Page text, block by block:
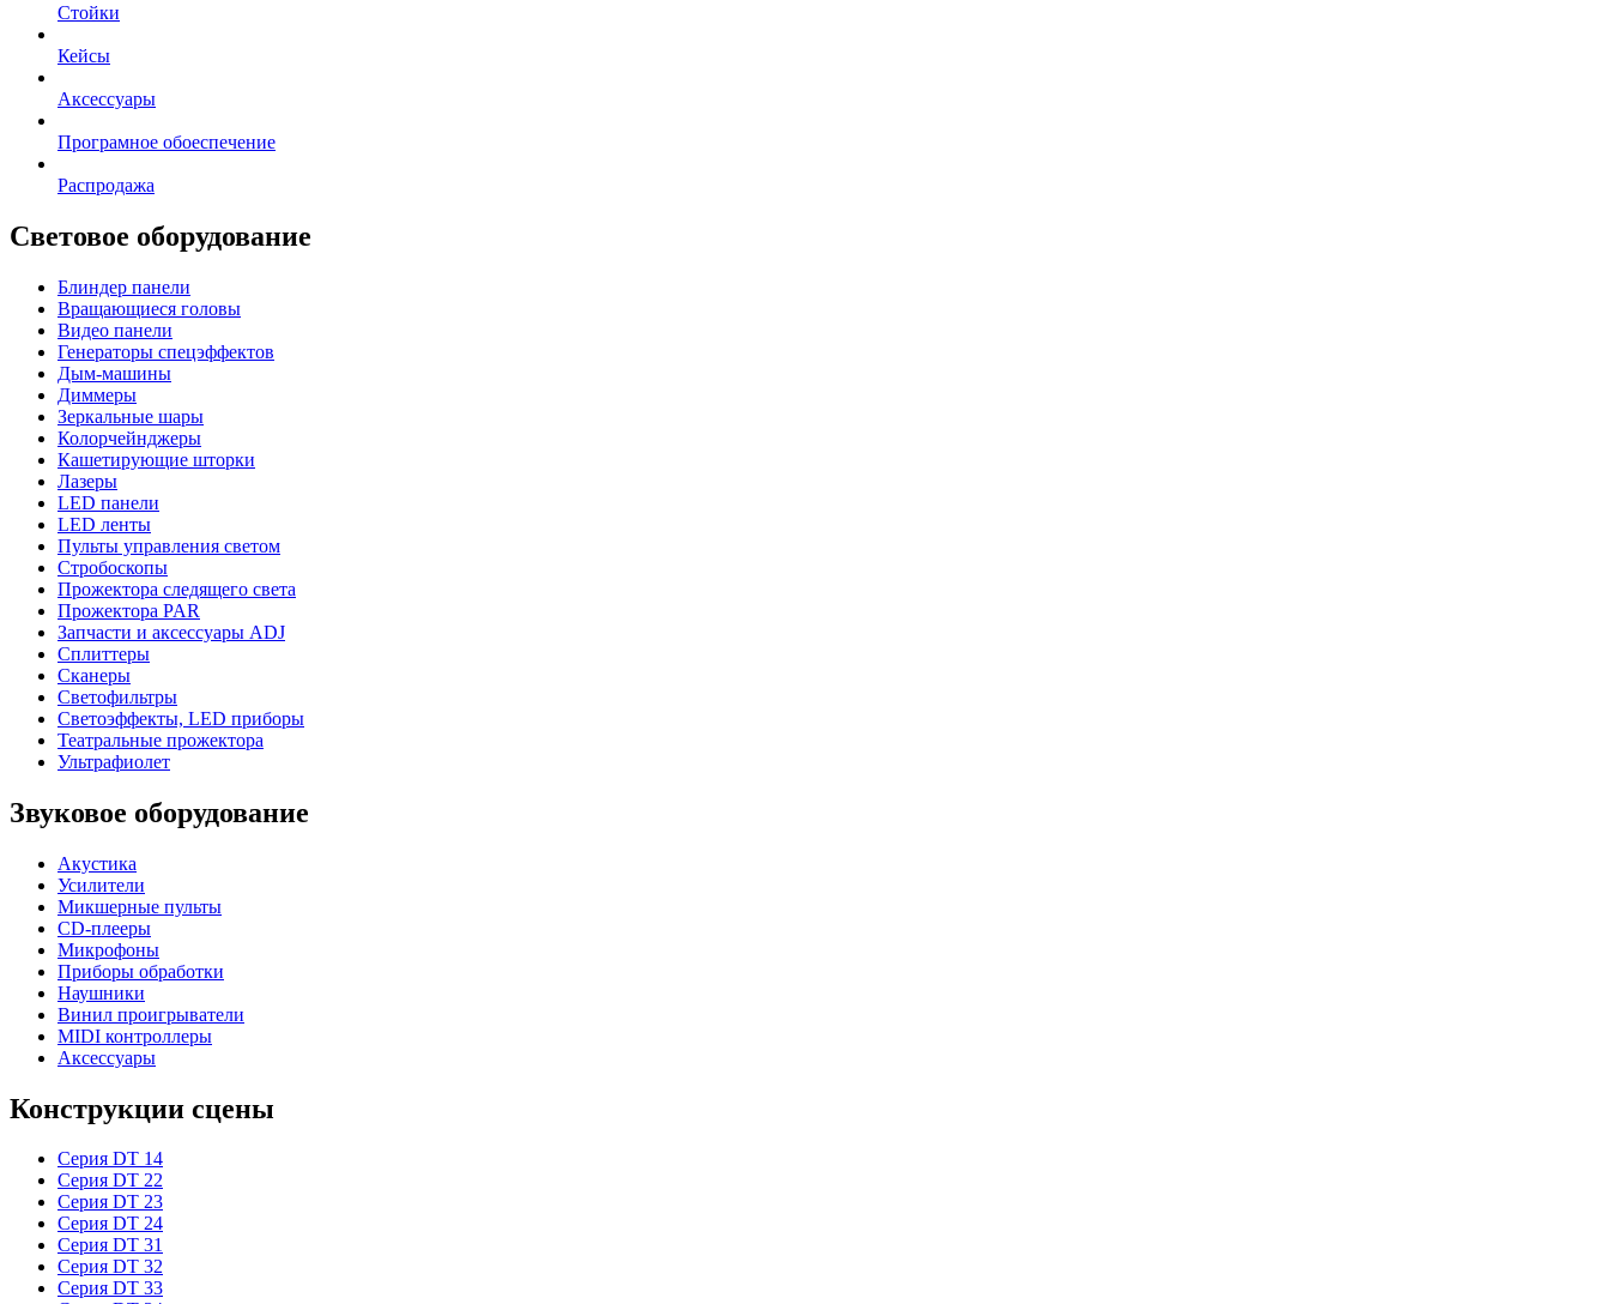
Стойки
Кейсы
Аксессуары
Програмное обоеспечение
Распродажа
Световое оборудование
Блиндер панели
Вращающиеся головы
Видео панели
Генераторы спецэффектов
Дым-машины
Диммеры
Зеркальные шары
Колорчейнджеры
Кашетирующие шторки
Лазеры
LED панели
LED ленты
Пульты управления светом
Стробоскопы
Прожектора следящего света
Прожектора PAR
Запчасти и аксессуары ADJ
Сплиттеры
Сканеры
Светофильтры
Светоэффекты, LED приборы
Театральные прожектора
Ультрафиолет
Звуковое оборудование
Акустика
Усилители
Микшерные пульты
CD-плееры
Микрофоны
Приборы обработки
Наушники
Винил проигрыватели
MIDI контроллеры
Аксессуары
Конструкции сцены
Серия DT 14
Серия DT 22
Серия DT 23
Серия DT 24
Серия DT 31
Серия DT 32
Серия DT 33